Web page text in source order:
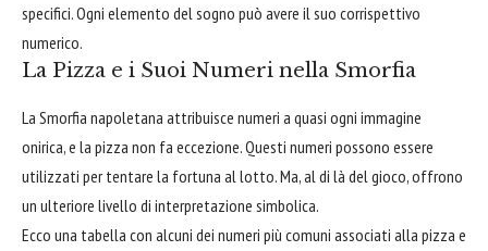
specifici. Ogni elemento del sogno può avere il suo corrispettivo
numerico.
La Pizza e i Suoi Numeri nella Smorfia
La Smorfia napoletana attribuisce numeri a quasi ogni immagine
onirica, e la pizza non fa eccezione. Questi numeri possono essere
utilizzati per tentare la fortuna al lotto. Ma, al di là del gioco, offrono
un ulteriore livello di interpretazione simbolica.
Ecco una tabella con alcuni dei numeri più comuni associati alla pizza e